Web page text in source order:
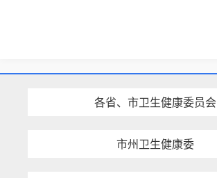
各省、市卫生健康委员会
市州卫生健康委